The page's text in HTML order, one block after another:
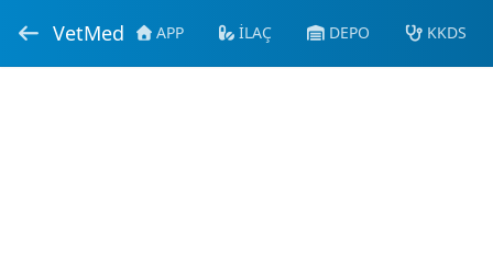
VetMed APP İLAÇ DEPO KKDS